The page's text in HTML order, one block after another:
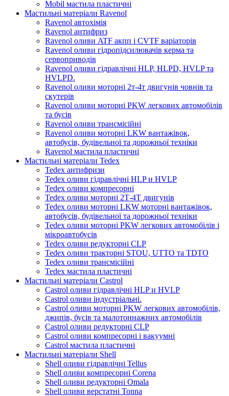
Mobil мастила пластичні
Мастильні матеріали Ravenol
Ravenol автохімія
Ravenol антифриз
Ravenol оливи ATF акпп і CVTF варіаторів
Ravenol оливи гідропідсилювачів керма та
сервоприводів
Ravenol оливи гідравлічні HLP, HLPD, HVLP та
HVLPD.
Ravenol оливи моторні 2т-4т двигунів човнів та
скутерів
Ravenol оливи моторні PKW легкових автомобілів
та бусів
Ravenol оливи трансмісійні
Ravenol оливи моторні LKW вантажівок,
автобусів, будівельної та дорожньої техніки
Ravenol мастила пластичні
Мастильні матеріали Tedex
Tedex антифризи
Tedex оливи гідравлічні HLP и HVLP
Tedex оливи компресорні
Tedex оливи моторні 2Т-4Т двигунів
Tedex оливи моторні LKW моторні вантажівок,
автобусів, будівельної та дорожньої техніки
Tedex оливи моторні PKW легкових автомобілів і
мікроавтобусів
Tedex оливи редукторні CLP
Tedex оливи тракторні STOU, UTTO та TDTO
Tedex оливи трансмісійні
Tedex мастила пластичні
Мастильні матеріали Castrol
Castrol оливи гідравлічні HLP и HVLP
Castrol оливи індустріальні.
Castrol оливи моторні PKW легкових автомобілів,
джипів, бусів та малотоннажних автомобілів
Castrol оливи редукторні CLP
Castrol оливи компресорні і вакуумні
Castrol мастила пластичні
Мастильні матеріали Shell
Shell оливи гідравлічні Tellus
Shell оливи компресорні Corena
Shell оливи редукторні Omala
Shell оливи верстатні Tonna